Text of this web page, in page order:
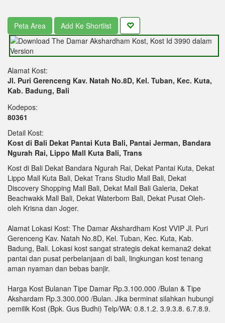
Peta Area Add Ke Shortlist
Alamat Kost:
Jl. Puri Gerenceng Kav. Natah No.8D, Kel. Tuban, Kec. Kuta,
Kab. Badung, Bali
Kodepos:
80361
Detail Kost:
Kost di Bali Dekat Pantai Kuta Bali, Pantai Jerman, Bandara
Ngurah Rai, Lippo Mall Kuta Bali, Trans
Kost di Bali Dekat Bandara Ngurah Rai, Dekat Pantai Kuta, Dekat
Lippo Mall Kuta Bali, Dekat Trans Studio Mall Bali, Dekat
Discovery Shopping Mall Bali, Dekat Mall Bali Galeria, Dekat
Beachwakk Mall Bali, Dekat Waterbom Bali, Dekat Pusat Oleh-
oleh Krisna dan Joger.
Alamat Lokasi Kost: The Damar Akshardham Kost VVIP Jl. Puri
Gerenceng Kav. Natah No.8D, Kel. Tuban, Kec. Kuta, Kab.
Badung, Bali. Lokasi kost sangat strategis dekat kemana2 dekat
pantai dan pusat perbelanjaan di bali, lingkungan kost tenang
aman nyaman dan bebas banjir.
Harga Kost Bulanan Tipe Damar Rp.3.100.000 /Bulan & Tipe
Akshardam Rp.3.300.000 /Bulan. Jika berminat silahkan hubungi
pemilik Kost (Bpk. Gus Budhi) Telp/WA: 0.8.1.2. 3.9.3.8. 6.7.8.9.